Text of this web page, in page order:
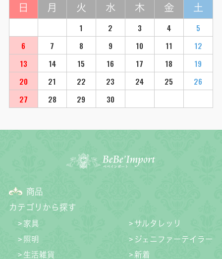
日 月 火 水 木 金 土
1 2 3 4
5
6
7 8 9 10 11
12
13
14 15 16 17 18
19
20
21 22 23 24 25
26
27
28 29 30
商品
カテゴリから探す
家具
照明
生活雑貨
サルタレッリ
ジェニファーテイラー
新着